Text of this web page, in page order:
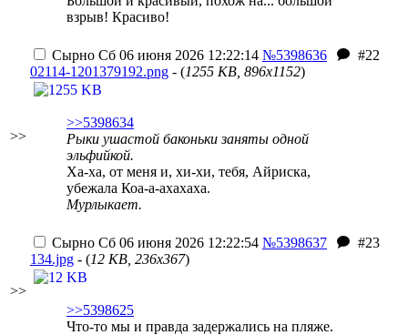
взрыв! Красиво!
>>
Сырно Сб 06 июня 2026 12:22:14 №5398636
#22
02114-1201379192.png - (1255 KB, 896x1152)
>>5398634
Рыки ушастой баконьки заняты одной
эльфийкой.
Ха-ха, от меня и, хи-хи, тебя, Айриска,
убежала Коа-а-ахахаха.
Мурлыкает.
>>
Сырно Сб 06 июня 2026 12:22:54 №5398637
#23
134.jpg - (12 KB, 236x367)
>>5398625
Что-то мы и правда задержались на пляже.